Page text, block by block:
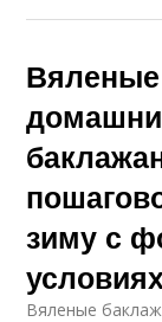
зиму с
Вяленые